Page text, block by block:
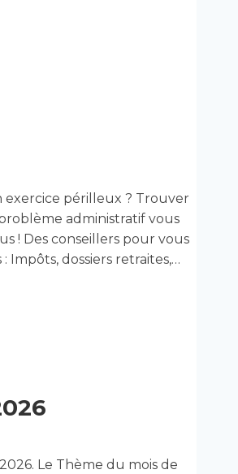
périlleux ? Trouver
administratif vous
! Des conseillers pour vous
Impôts, dossiers retraites,…
Le Thème du mois de